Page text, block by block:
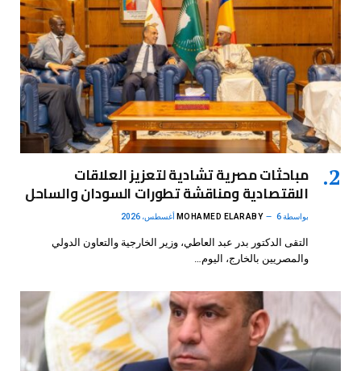
مباحثات مصرية تشادية لتعزيز العلاقات
الاقتصادية ومناقشة تطورات السودان والساحل
بواسطة MOHAMED ELARABY 6 أغسطس، 2026
التقى الدكتور بدر عبد العاطي، وزير الخارجية والتعاون الدولي
والمصريين بالخارج، اليوم…